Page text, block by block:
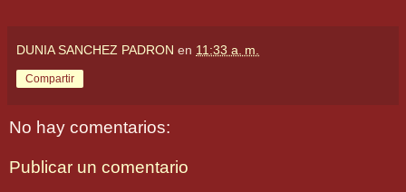
DUNIA SANCHEZ PADRON en 11:33 a. m.
Compartir
No hay comentarios:
Publicar un comentario